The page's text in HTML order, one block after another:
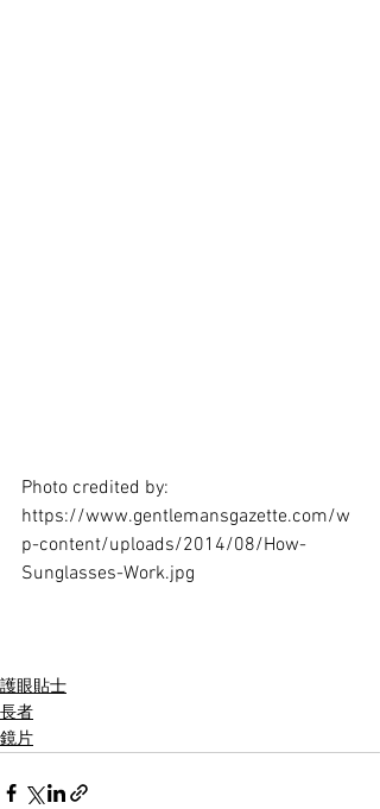
Photo credited by:
https://www.gentlemansgazette.com/w
p-content/uploads/2014/08/How-
Sunglasses-Work.jpg
護眼貼士
長者
鏡片